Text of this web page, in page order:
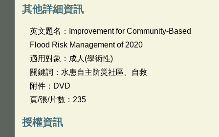
其他詳細資訊
英文題名：
Improvement for Community-Based
Flood Risk Management of 2020
適用對象：成人(學術性)
關鍵詞：水患自主防災社區、自救
附件：DVD
頁/張/片數：235
授權資訊